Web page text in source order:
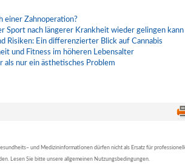
einer Zahnoperation?
Sport nach längerer Krankheit wieder gelingen kann
Risiken: Ein differenzierter Blick auf Cannabis
und Fitness im höheren Lebensalter
als nur ein ästhetisches Problem
und Medizininformationen dürfen nicht als Ersatz für
Lesen Sie bitte unsere allgemeinen Nutzungsbedingungen.